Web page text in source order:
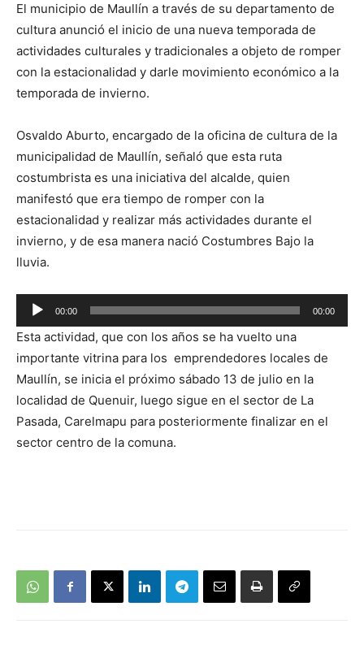
El municipio de Maullín a través de su departamento de
cultura anunció el inicio de una nueva temporada de
actividades culturales y tradicionales a objeto de romper
con la estacionalidad y darle movimiento económico a la
temporada de invierno.
Osvaldo Aburto, encargado de la oficina de cultura de la
municipalidad de Maullín, señaló que esta ruta
costumbrista es una iniciativa del alcalde, quien
manifestó que era tiempo de romper con la
estacionalidad y realizar más actividades durante el
invierno, y de esa manera nació Costumbres Bajo la
lluvia.
Reproductor
de
audio
00:00 00:00
Esta actividad, que con los años se ha vuelto una
importante vitrina para los emprendedores locales de
Maullín, se inicia el próximo sábado 13 de julio en la
localidad de Quenuir, luego sigue en el sector de La
Pasada, Carelmapu para posteriormente finalizar en el
sector centro de la comuna.